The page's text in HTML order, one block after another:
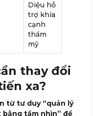
Diệu hỗ
trợ khía
cạnh
thẩm
mỹ
thay đổi
xa?
từ tư duy “quản lý
bằng tầm nhìn” để